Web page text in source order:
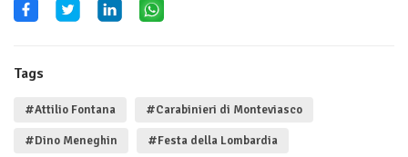
Tags
#Attilio Fontana #Carabinieri di Monteviasco
#Dino Meneghin #Festa della Lombardia